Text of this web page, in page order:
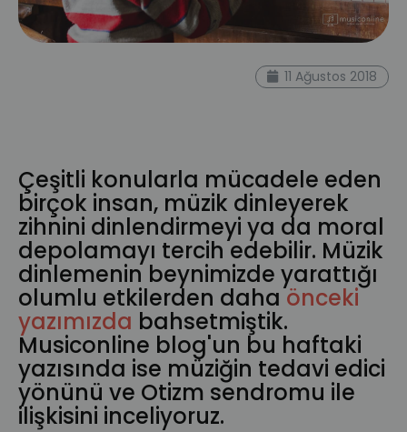
11 Ağustos 2018
Çeşitli konularla mücadele eden
birçok insan, müzik dinleyerek
zihnini dinlendirmeyi ya da moral
depolamayı tercih edebilir. Müzik
dinlemenin beynimizde yarattığı
olumlu etkilerden dahaönceki
yazımızda bahsetmiştik.
Musiconline blog'un bu haftaki
yazısında ise müziğin tedavi edici
yönünü ve Otizm sendromu ile
ilişkisini inceliyoruz.